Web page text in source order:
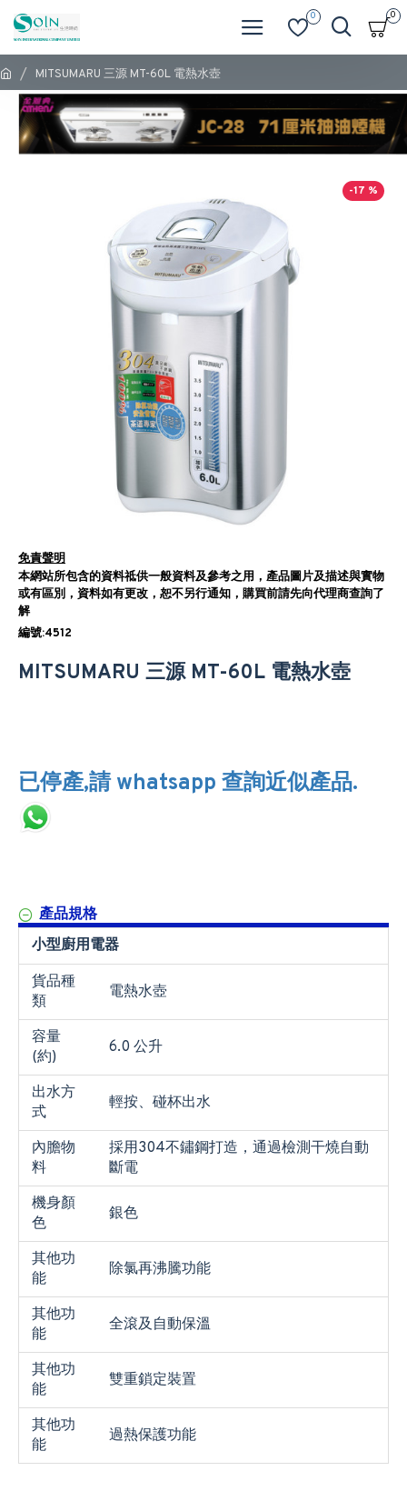
0 0
MITSUMARU 三源 MT-60L 電熱水壺
-17 %
免責聲明
本網站所包含的資料祗供一般資料及參考之用，產品圖片及描述與實物
或有區別，資料如有更改，恕不另行通知，購買前請先向代理商查詢了
解
編號:4512
MITSUMARU 三源 MT-60L 電熱水壺
已停產,請 whatsapp 查詢近似產品.
產品規格
小型廚用電器
貨品種
類
電熱水壺
容量
(約)
6.0 公升
出水方
式
輕按、碰杯出水
內膽物
料
採用304不鏽鋼打造，通過檢測干燒自動
斷電
機身顏
色
銀色
其他功
能
除氯再沸騰功能
其他功
能
全滾及自動保溫
其他功
能
雙重鎖定裝置
其他功
能
過熱保護功能